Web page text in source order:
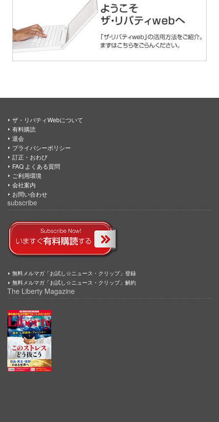
ザ・リバティWebについて
有料購読
退会
プライバシーポリシー
訂正・おわび
FAQ よくある質問
ご利用環境
会社案内
お問い合わせ
subscribe
無料メルマガ「お試し☆ニュース・クリップ」登録
無料メルマガ「お試し☆ニュース・クリップ」解約
The Liberty Magazine